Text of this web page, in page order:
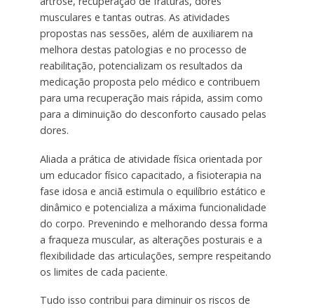
musculares e tantas outras. As atividades
propostas nas sessões, além de auxiliarem na
melhora destas patologias e no processo de
reabilitação, potencializam os resultados da
medicação proposta pelo médico e contribuem
para uma recuperação mais rápida, assim como
para a diminuição do desconforto causado pelas
dores.
Aliada a prática de atividade física orientada por
um educador físico capacitado, a fisioterapia na
fase idosa e anciã estimula o equilíbrio estático e
dinâmico e potencializa a máxima funcionalidade
do corpo. Prevenindo e melhorando dessa forma
a fraqueza muscular, as alterações posturais e a
flexibilidade das articulações, sempre respeitando
os limites de cada paciente.
Tudo isso contribui para diminuir os riscos de